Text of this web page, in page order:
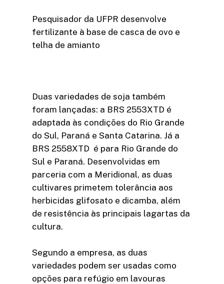
Pesquisador da UFPR desenvolve
fertilizante à base de casca de ovo e
telha de amianto
Duas variedades de soja também
foram lançadas: a BRS 2553XTD é
adaptada às condições do Rio Grande
do Sul, Paraná e Santa Catarina. Já a
BRS 2558XTD é para Rio Grande do
Sul e Paraná. Desenvolvidas em
parceria com a Meridional, as duas
cultivares primetem tolerância aos
herbicidas glifosato e dicamba, além
de resistência às principais lagartas da
cultura.
Segundo a empresa, as duas
variedades podem ser usadas como
opções para refúgio em lavouras